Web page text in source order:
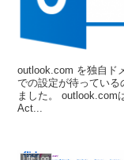
outlook.com を独自ド
での設定が待ってい
ました。 outlook.com
Act...
Life Log